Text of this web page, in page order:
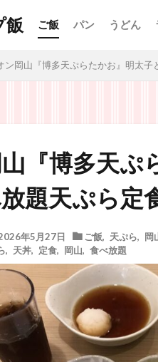
飯 ご飯 パン うどん
ン岡山『博多天ぷらたかお』明太子
『博多天ぷ
題天ぷら定
年5月27日 ご飯 天ぷら 岡
天丼, 定食, 岡山 食べ放題